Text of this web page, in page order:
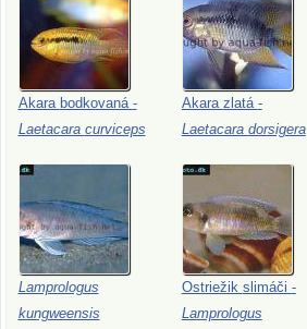
Akara bodkovaná -
Laetacara curviceps
Akara zlatá -
Laetacara dorsigera
Lamprologus
kungweensis
Ostriežik slimáči -
Lamprologus